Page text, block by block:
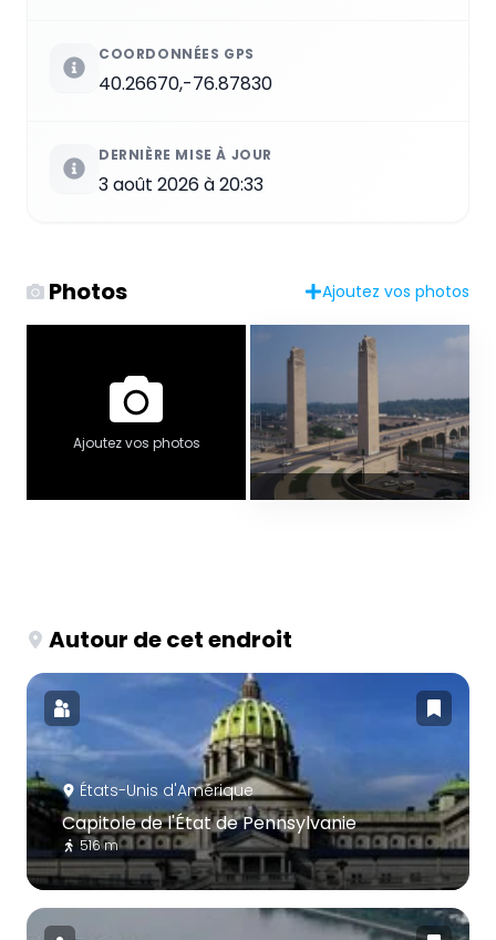
COORDONNÉES GPS
40.26670,-76.87830
DERNIÈRE MISE À JOUR
3 août 2026 à 20:33
Photos Ajoutez vos photos
Ajoutez vos photos
Autour de cet endroit
États-Unis d'Amérique
Capitole de l'État de Pennsylvanie
516 m